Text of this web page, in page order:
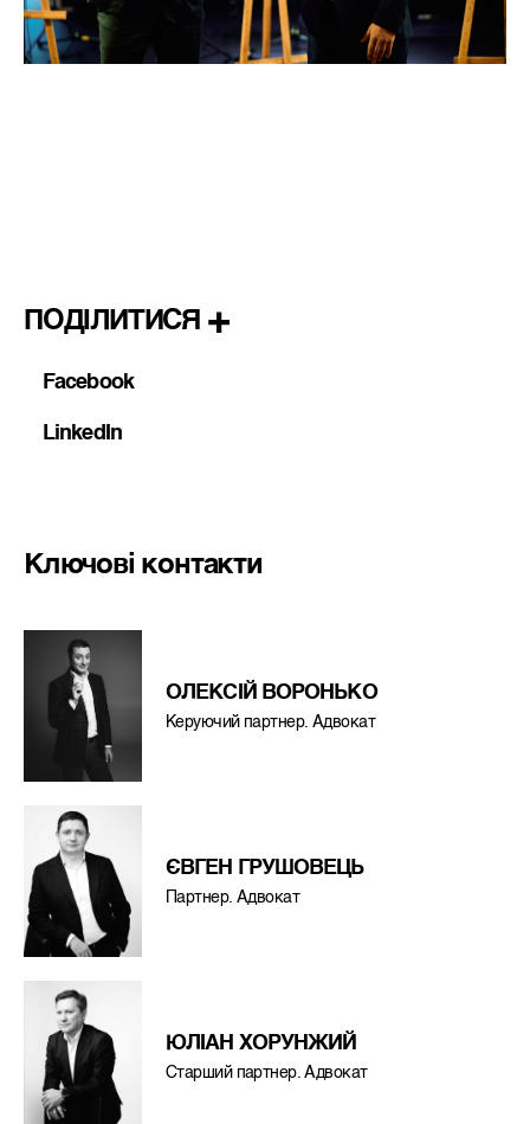
ПОДІЛИТИСЯ
Facebook
LinkedIn
Ключові контакти
ОЛЕКСIЙ ВОРОНЬКО
Керуючий партнер. Адвокат
ЄВГЕН ГРУШОВЕЦЬ
Партнер. Адвокат
ЮЛІАН ХОРУНЖИЙ
Старший партнер. Адвокат